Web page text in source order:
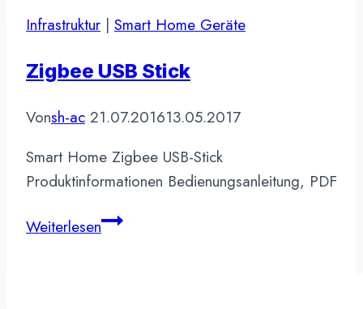
Family-
Briefing
Infrastruktur | Smart Home Geräte
Zigbee USB Stick
Vonsh-ac 21.07.201613.05.2017
Smart Home Zigbee USB-Stick
Produktinformationen Bedienungsanleitung, PDF
WeiterlesenZigbee